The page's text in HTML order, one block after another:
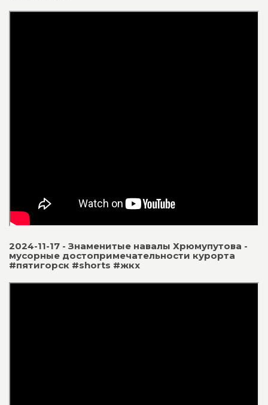
2024-11-17 - Знаменитые навалы Хрюмупутова -
мусорные достопримечательности курорта
#пятигорск #shorts #жкх